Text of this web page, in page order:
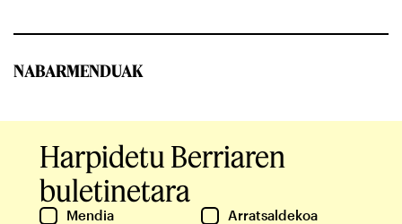
NABARMENDUAK
Harpidetu Berriaren
buletinetara
Mendia
Arratsaldekoa